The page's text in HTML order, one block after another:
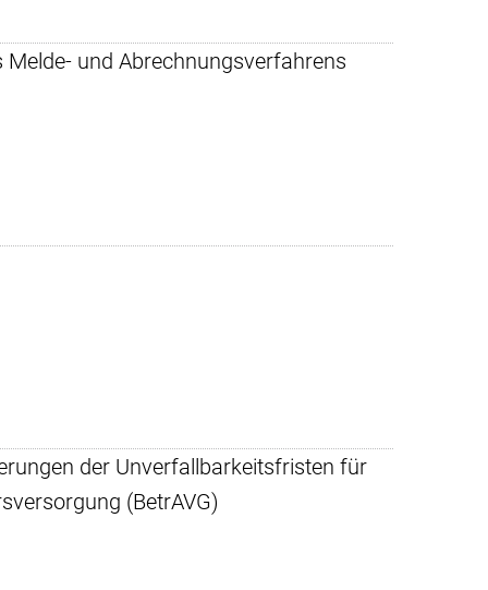
und Abrechnungsverfahrens
der Unverfallbarkeitsfristen für
(BetrAVG)